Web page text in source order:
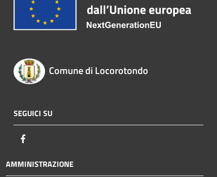
Comune di Locorotondo
SEGUICI SU
AMMINISTRAZIONE